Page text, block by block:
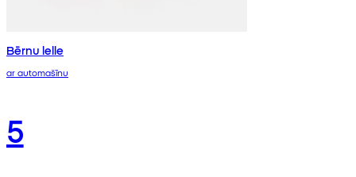
Bērnu lelle
ar automašīnu
5